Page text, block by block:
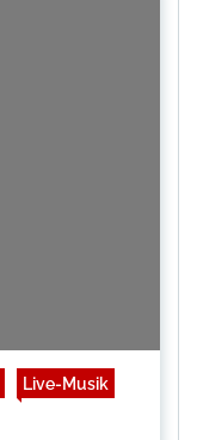
Live-Musik